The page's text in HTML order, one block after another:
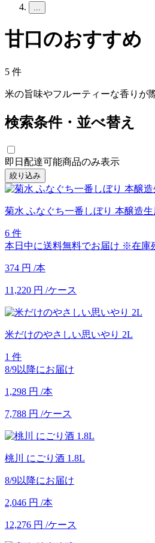
...
甘口のおすすめ
5 件
米の旨味やフルーティーな香りが
検索条件・並べ替え
即日配達可能商品のみ表示
絞り込み
菊水 ふなぐち一番しぼり 本醸造生
6 件
本日中に送料無料でお届け ※在庫
374 円 /本
11,220 円 /ケース
米だけのやさしい思いやり 2L
1 件
8/9以降にお届け
1,298 円 /本
7,788 円 /ケース
桃川 にごり酒 1.8L
8/9以降にお届け
2,046 円 /本
12,276 円 /ケース